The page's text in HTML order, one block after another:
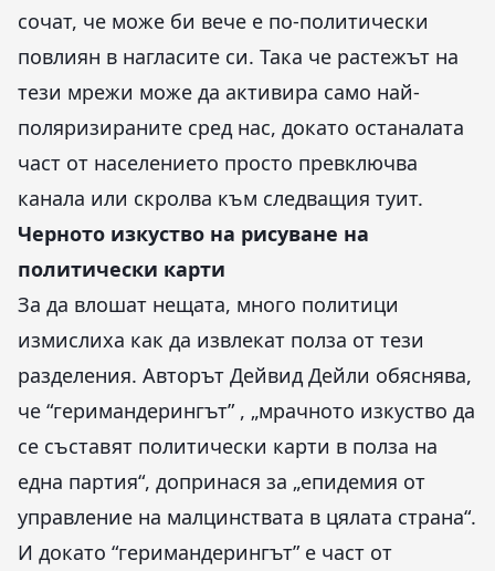
сочат, че може би вече е по-политически
повлиян в нагласите си. Така че растежът на
тези мрежи може да активира само най-
поляризираните сред нас, докато останалата
част от населението просто превключва
канала или скролва към следващия туит.
Черното изкуство на рисуване на
политически карти
За да влошат нещата, много политици
измислиха как да извлекат полза от тези
разделения. Авторът Дейвид Дейли обяснява,
че “геримандерингът” , „мрачното изкуство да
се съставят политически карти в полза на
една партия“, допринася за „епидемия от
управление на малцинствата в цялата страна“.
И докато “геримандерингът” е част от